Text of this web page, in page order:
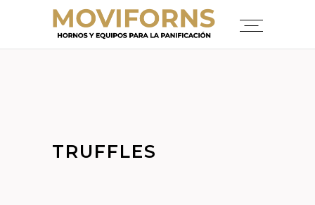
TRUFFLES